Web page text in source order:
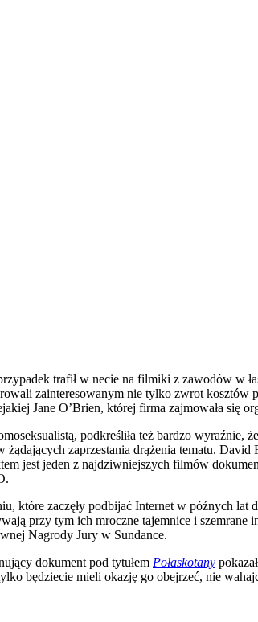
trafił w necie na filmiki z zawodów w
zainteresowanym nie tylko zwrot kosztów
Jane O’Brien, której firma zajmowała się
podkreśliła też bardzo wyraźnie,
zaprzestania drążenia tematu.
jest jeden z najdziwniejszych filmów
które zaczęły podbijać Internet w późnych lat
przy tym ich mroczne tajemnice i szemrane
Nagrody Jury w Sundance.
dokument pod tytułem Połaskotany
będziecie mieli okazję go obejrzeć, nie